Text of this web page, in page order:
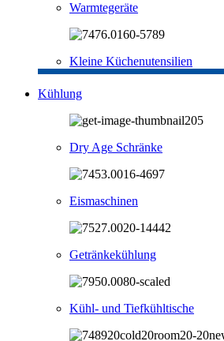
Warmtegeräte
Kleine Küchenutensilien
Kühlung
Dry Age Schränke
Eismaschinen
Getränkekühlung
Kühl- und Tiefkühltische